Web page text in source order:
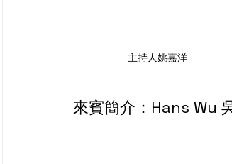
主持人姚嘉洋
來賓簡介：Hans Wu